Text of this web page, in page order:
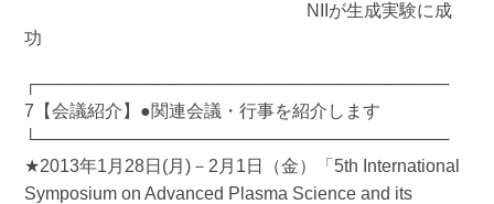
NIIが生成実験に成
功
┌──────────────────────────────────
7【会議紹介】●関連会議・行事を紹介します
└──────────────────────────────────
★2013年1月28日(月)－2月1日（金）「5th International
Symposium on Advanced Plasma Science and its